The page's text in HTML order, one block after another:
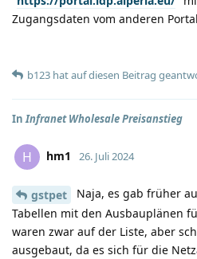
Zugangsdaten vom anderen
b123 hatauf diesen Beitrag
InInfranet Wholesale Preisanstieg
H hm1 26. Juli 2024
gstpet
Naja, es gab früher
Tabellen mit den Ausbauplänen
waren zwar auf der Liste, aber
ausgebaut, da es sich für die